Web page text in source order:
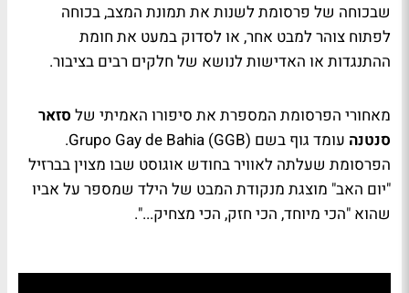
שבכוחה של פרסומת לשנות את תמונת המצב, בכוחה
לפתוח צוהר למבט אחר, או לסדוק במעט את חומת
ההתנגדות או האדישות לנושא של חלקים רבים בציבור.
מאחורי הפרסומת המספרת את סיפורו האמיתי של סזאר
סנטנה
עומד גוף בשם (Grupo Gay de Bahia (GGB.
הפרסומת שעלתה לאוויר בחודש אוגוסט שבו מצוין בברזיל
"יום האב" מוצגת מנקודת המבט של הילד שמספר על אביו
שהוא "הכי מיוחד, הכי חזק, הכי מצחיק...".